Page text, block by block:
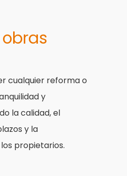
cualquier reforma o
y
la calidad, el
y la
propietarios.